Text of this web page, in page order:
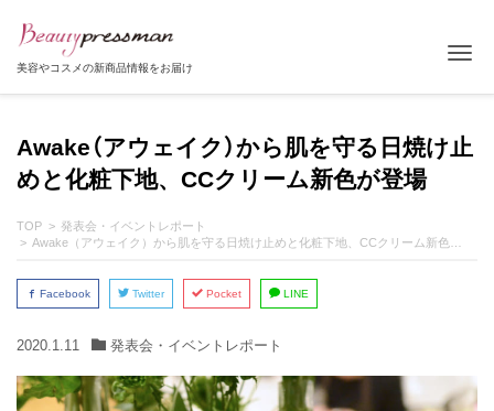
美容やコスメの新商品情報をお届け
Awake（アウェイク）から肌を守る日焼け止
めと化粧下地、CCクリーム新色が登場
TOP
発表会・イベントレポート
Awake（アウェイク）から肌を守る日焼け止めと化粧下地、CCクリーム新色が登場
Facebook Twitter Pocket LINE
2020.1.11 発表会・イベントレポート